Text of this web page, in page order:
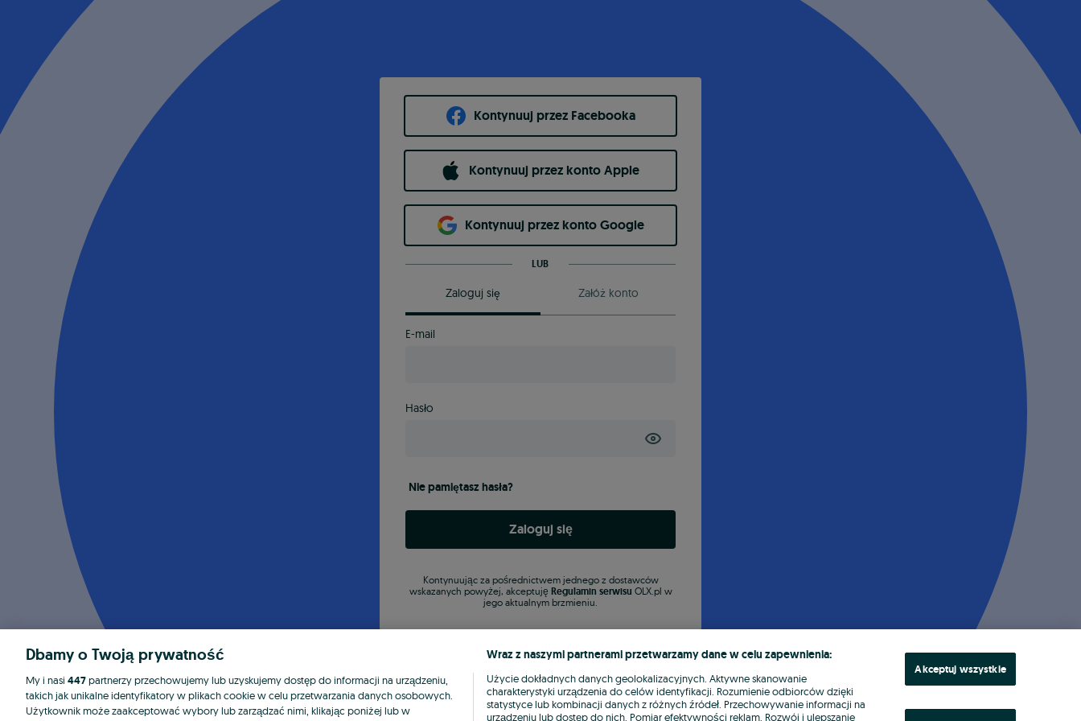
Kontynuuj przez Facebooka
Kontynuuj przez konto Apple
Kontynuuj przez konto Google
LUB
Zaloguj się Załóż konto
E-mail
Hasło
Nie pamiętasz hasła?
Zaloguj się
Kontynuując za pośrednictwem jednego z dostawców
wskazanych powyżej, akceptuję Regulamin serwisu OLX.pl w
jego aktualnym brzmieniu.
Dbamy o Twoją prywatność
My i nasi 447partnerzy przechowujemy lub uzyskujemy dostęp do informacji na urządzeniu,
takich jak unikalne identyfikatory w plikach cookie w celu przetwarzania danych osobowych.
Użytkownik może zaakceptować wybory lub zarządzać nimi, klikając poniżej lub w
Wraz z naszymi partnerami przetwarzamy dane w celu zapewnienia:
Użycie dokładnych danych geolokalizacyjnych. Aktywne skanowanie
charakterystyki urządzenia do celów identyfikacji. Rozumienie odbiorców dzięki
statystyce lub kombinacji danych z różnych źródeł. Przechowywanie informacji na
urządzeniu lub dostęp do nich. Pomiar efektywności reklam. Rozwój i ulepszanie
Akceptuj wszystkie